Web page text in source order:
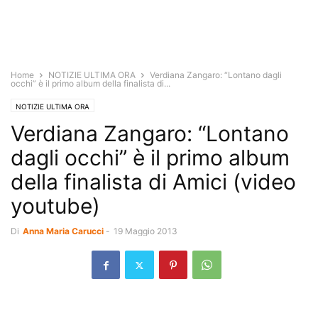
Home NOTIZIE ULTIMA ORA
Verdiana Zangaro: “Lontano dagli
occhi” è il primo album della finalista di...
NOTIZIE ULTIMA ORA
Verdiana Zangaro: “Lontano
dagli occhi” è il primo album
della finalista di Amici (video
youtube)
Di Anna Maria Carucci - 19 Maggio 2013